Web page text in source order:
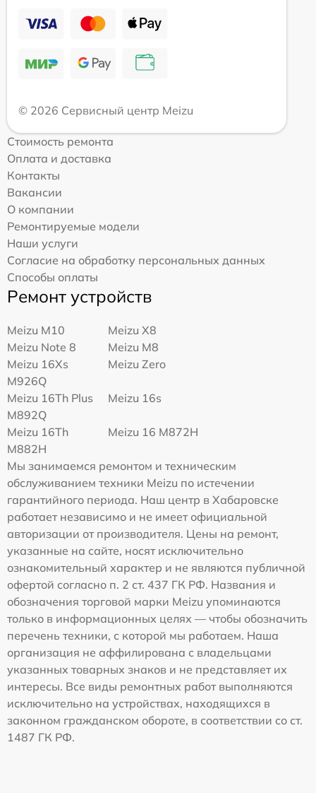
© 2026 Сервисный центр Meizu
Стоимость ремонта
Оплата и доставка
Контакты
Вакансии
О компании
Ремонтируемые модели
Наши услуги
Согласие на обработку персональных данных
Способы оплаты
Ремонт устройств
Meizu M10
Meizu X8
Meizu Note 8
Meizu M8
Meizu 16Xs
M926Q
Meizu Zero
Meizu 16Th Plus
M892Q
Meizu 16s
Meizu 16Th
M882H
Meizu 16 M872H
Мы занимаемся ремонтом и техническим
обслуживанием техники Meizu по истечении
гарантийного периода. Наш центр в Хабаровске
работает независимо и не имеет официальной
авторизации от производителя. Цены на ремонт,
указанные на сайте, носят исключительно
ознакомительный характер и не являются публичной
офертой согласно п. 2 ст. 437 ГК РФ. Названия и
обозначения торговой марки Meizu упоминаются
только в информационных целях — чтобы обозначить
перечень техники, с которой мы работаем. Наша
организация не аффилирована с владельцами
указанных товарных знаков и не представляет их
интересы. Все виды ремонтных работ выполняются
исключительно на устройствах, находящихся в
законном гражданском обороте, в соответствии со ст.
1487 ГК РФ.